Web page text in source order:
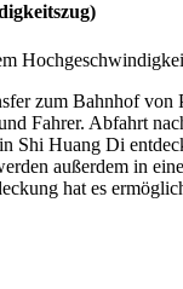
zum Bahnhof
Fahrer. Abfahrt
Shi Huang Di
außerdem in
hat es